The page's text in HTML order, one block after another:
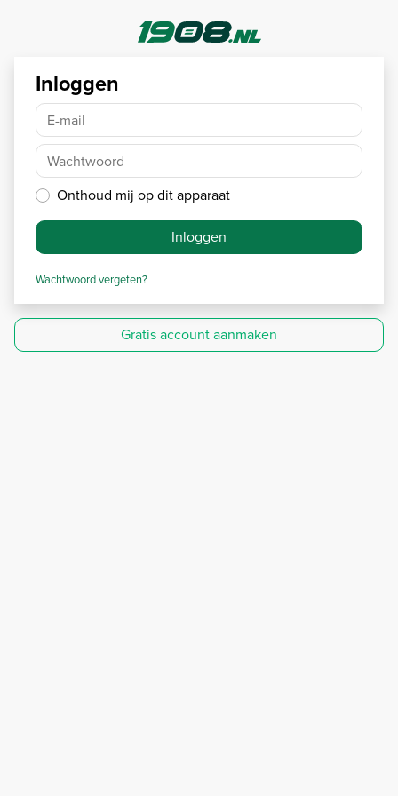
Inloggen
E-mail
Wachtwoord
Onthoud mij op dit apparaat
Inloggen
Wachtwoord vergeten?
Gratis account aanmaken